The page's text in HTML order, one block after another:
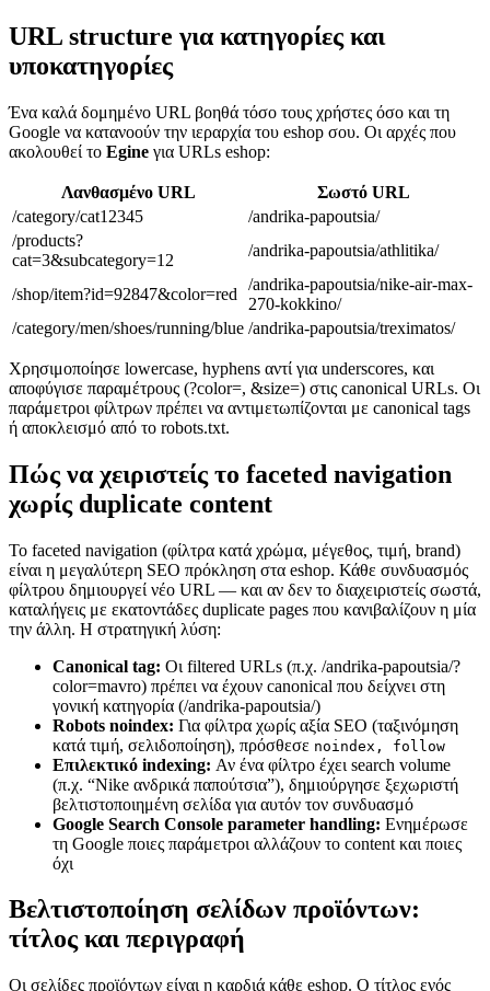
URL structure για κατηγορίες και
υποκατηγορίες
Ένα καλά δομημένο URL βοηθά τόσο τους χρήστες όσο και τη
Google να κατανοούν την ιεραρχία του eshop σου. Οι αρχές που
ακολουθεί το Egine για URLs eshop:
Λανθασμένο URL
Σωστό URL
/category/cat12345
/andrika-papoutsia/
/products?
cat=3&subcategory=12
/andrika-papoutsia/athlitika/
/shop/item?id=92847&color=red
/andrika-papoutsia/nike-air-max-
270-kokkino/
/category/men/shoes/running/blue /andrika-papoutsia/treximatos/
Χρησιμοποίησε lowercase, hyphens αντί για underscores, και
αποφύγισε παραμέτρους (?color=, &size=) στις canonical URLs. Οι
παράμετροι φίλτρων πρέπει να αντιμετωπίζονται με canonical tags
ή αποκλεισμό από το robots.txt.
Πώς να χειριστείς το faceted navigation
χωρίς duplicate content
Το faceted navigation (φίλτρα κατά χρώμα, μέγεθος, τιμή, brand)
είναι η μεγαλύτερη SEO πρόκληση στα eshop. Κάθε συνδυασμός
φίλτρου δημιουργεί νέο URL — και αν δεν το διαχειριστείς σωστά,
καταλήγεις με εκατοντάδες duplicate pages που κανιβαλίζουν η μία
την άλλη. Η στρατηγική λύση:
Canonical tag: Οι filtered URLs (π.χ. /andrika-papoutsia/?
color=mavro) πρέπει να έχουν canonical που δείχνει στη
γονική κατηγορία (/andrika-papoutsia/)
Robots noindex: Για φίλτρα χωρίς αξία SEO (ταξινόμηση
κατά τιμή, σελιδοποίηση), πρόσθεσε noindex, follow
Επιλεκτικό indexing: Αν ένα φίλτρο έχει search volume
(π.χ. “Nike ανδρικά παπούτσια”), δημιούργησε ξεχωριστή
βελτιστοποιημένη σελίδα για αυτόν τον συνδυασμό
Google Search Console parameter handling: Ενημέρωσε
τη Google ποιες παράμετροι αλλάζουν το content και ποιες
όχι
Βελτιστοποίηση σελίδων προϊόντων:
τίτλος και περιγραφή
Οι σελίδες προϊόντων είναι η καρδιά κάθε eshop. Ο τίτλος ενός